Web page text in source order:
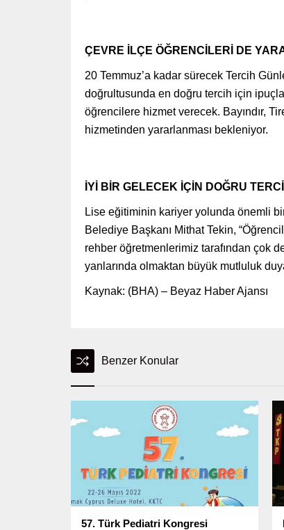
ÇEVRE İLÇE ÖĞRENCİLERİ DE
20 Temmuz’a kadar sürecek Tercih
doğrultusunda en doğru tercih için
öğrencilere hizmet verecek. Bayındır,
hizmetinden yararlanması bekleniyor.
İYİ BİR GELECEK İÇİN DOĞRU
Lise eğitiminin kariyer yolunda önemli
Belediye Başkanı Mithat Tekin,
rehber öğretmenlerimiz tarafından çok
yanlarında olmaktan büyük mutluluk
Kaynak: (BHA) – Beyaz Haber Ajansı
Benzer Konular
57. Türk Pediatri Kongresi